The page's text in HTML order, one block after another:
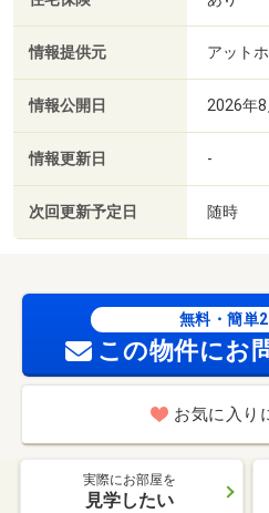
情報提供元 アット
情報公開日 2026年8
情報更新日 -
次回更新予定日 随時
無料・簡単2
この物件にお
お気に入り
実際にお部屋を
見学したい